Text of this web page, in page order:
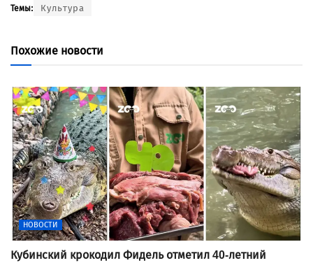
Темы: Культура
Похожие новости
НОВОСТИ
Кубинский крокодил Фидель отметил 40-летний